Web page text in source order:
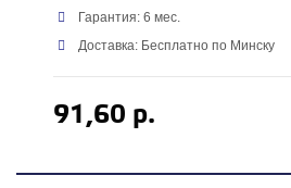
Гарантия: 6 мес.
Доставка: Бесплатно по Минску
91,60 р.